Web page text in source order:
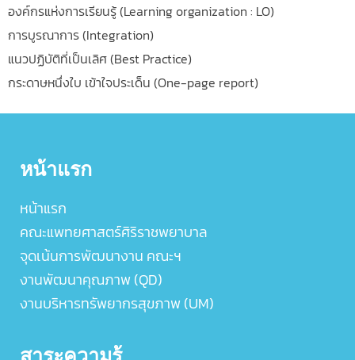
องค์กรแห่งการเรียนรู้ (Learning organization : LO)
การบูรณาการ (Integration)
แนวปฏิบัติที่เป็นเลิศ (Best Practice)
กระดาษหนึ่งใบ เข้าใจประเด็น (One-page report)
หน้าแรก
หน้าแรก
คณะแพทยศาสตร์ศิริราชพยาบาล
จุดเน้นการพัฒนางาน คณะฯ
งานพัฒนาคุณภาพ (QD)
งานบริหารทรัพยากรสุขภาพ (UM)
สาระความรู้